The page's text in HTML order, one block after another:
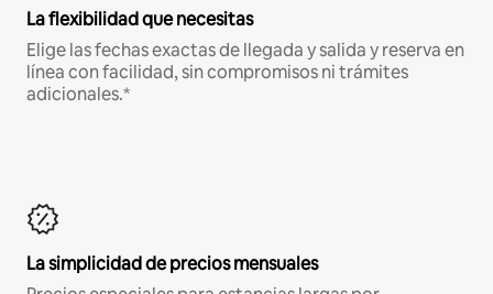
La flexibilidad que necesitas
Elige las fechas exactas de llegada y salida y reserva en
línea con facilidad, sin compromisos ni trámites
adicionales.*
La simplicidad de precios mensuales